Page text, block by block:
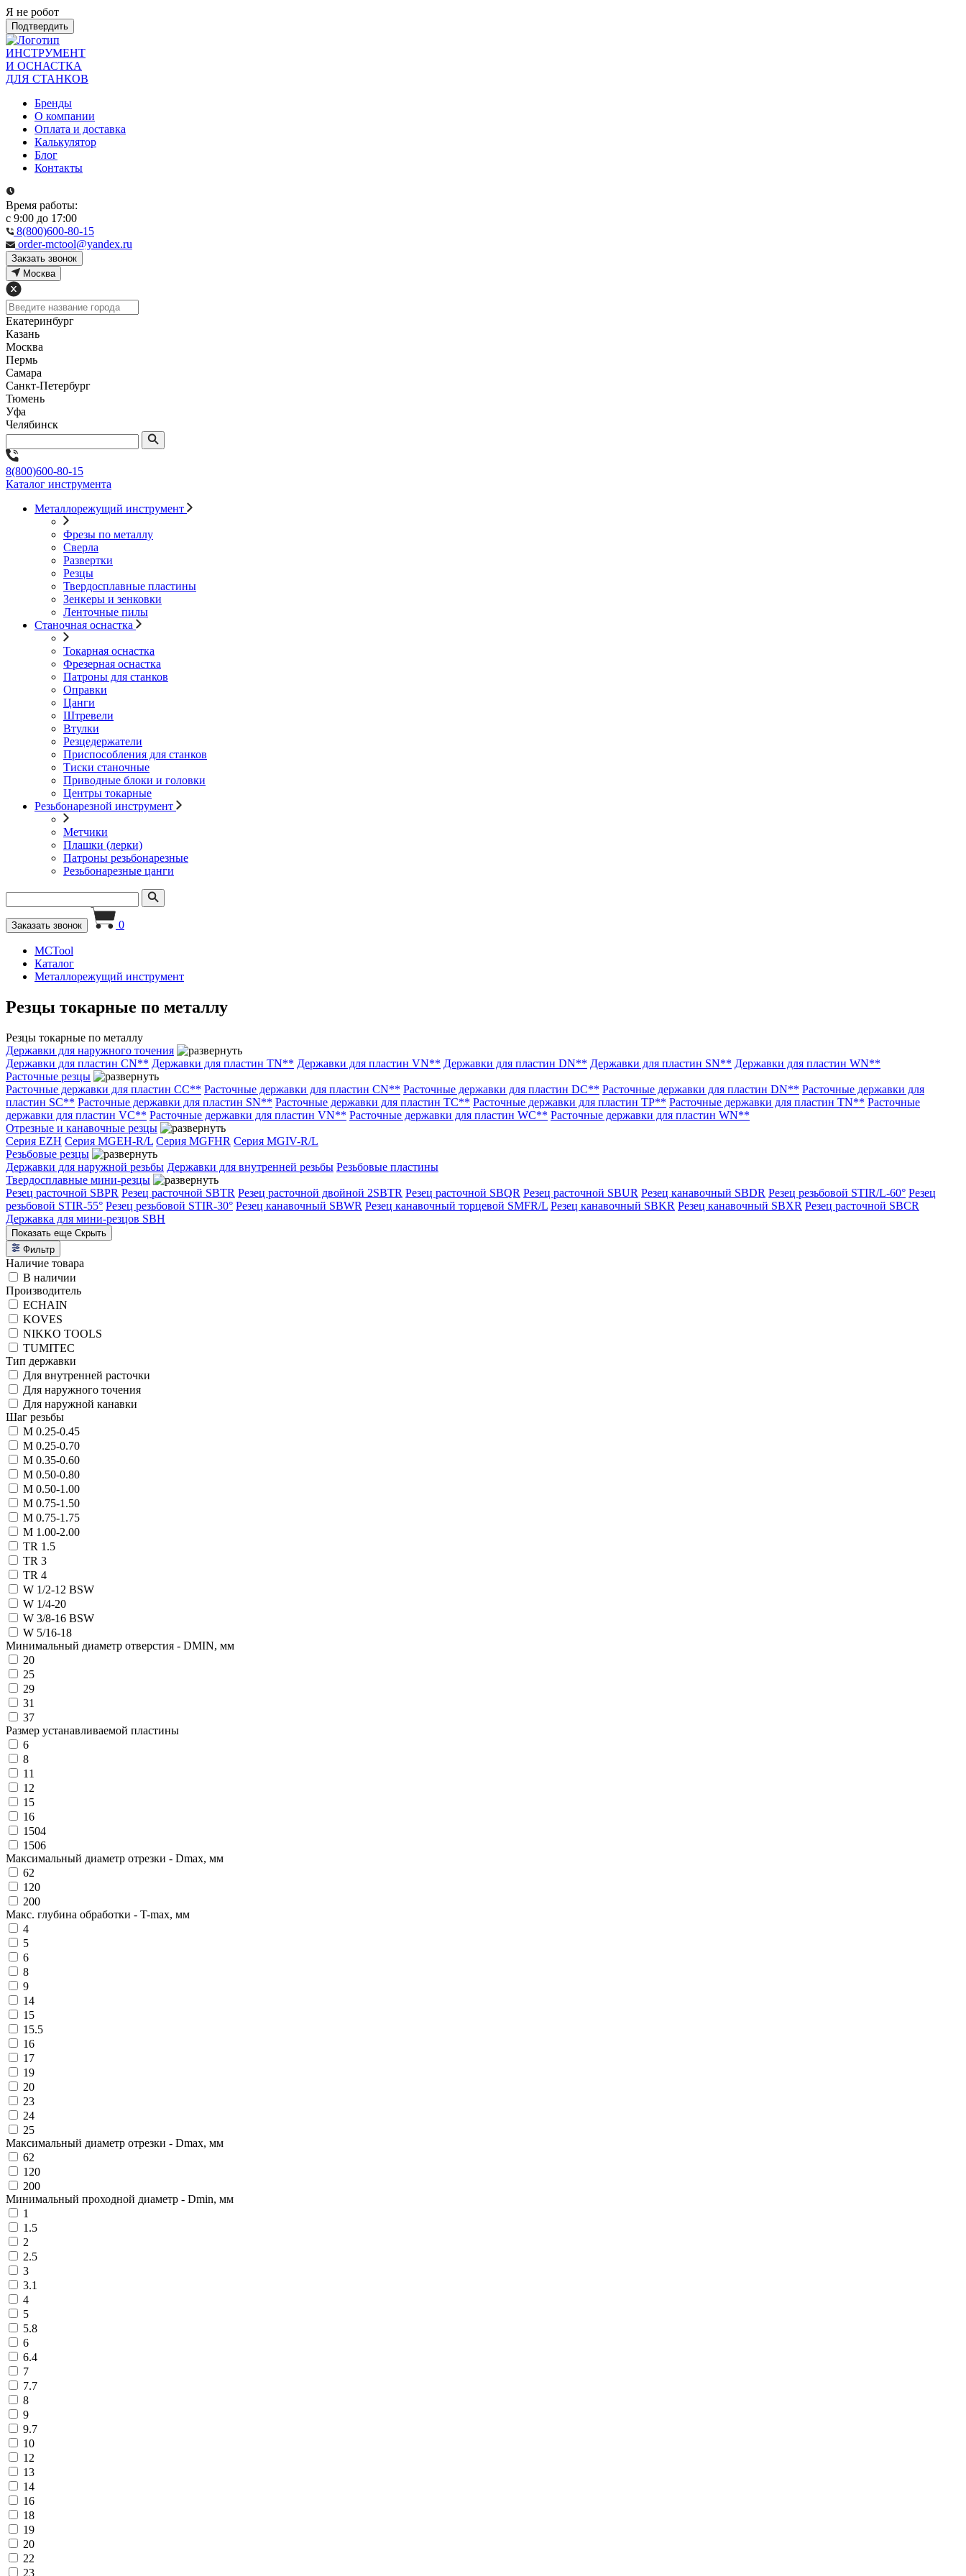
Я не робот
Подтвердить
ИНСТРУМЕНТ
И ОСНАСТКА
ДЛЯ СТАНКОВ
Бренды
О компании
Оплата и доставка
Калькулятор
Блог
Контакты
Время работы:
с 9:00 до 17:00
8(800)600-80-15
order-mctool@yandex.ru
Закзать звонок
Москва
Екатеринбург
Казань
Москва
Пермь
Самара
Санкт-Петербург
Тюмень
Уфа
Челябинск
8(800)600-80-15
Каталог инструмента
Металлорежущий инструмент
Фрезы по металлу
Сверла
Развертки
Резцы
Твердосплавные пластины
Зенкеры и зенковки
Ленточные пилы
Станочная оснастка
Токарная оснастка
Фрезерная оснастка
Патроны для станков
Оправки
Цанги
Штревели
Втулки
Резцедержатели
Приспособления для станков
Тиски станочные
Приводные блоки и головки
Центры токарные
Резьбонарезной инструмент
Метчики
Плашки (лерки)
Патроны резьбонарезные
Резьбонарезные цанги
Заказать звонок 0
MCTool
Каталог
Металлорежущий инструмент
Резцы токарные по металлу
Резцы токарные по металлу
Державки для наружного точения
Державки для пластин CN** Державки для пластин TN** Державки для пластин VN** Державки для пластин DN** Державки для пластин SN** Державки для пластин WN**
Расточные резцы
Расточные державки для пластин CC** Расточные державки для пластин CN** Расточные державки для пластин DC** Расточные державки для пластин DN** Расточные державки для
пластин SC** Расточные державки для пластин SN** Расточные державки для пластин TC** Расточные державки для пластин TP** Расточные державки для пластин TN** Расточные
державки для пластин VC** Расточные державки для пластин VN** Расточные державки для пластин WC** Расточные державки для пластин WN**
Отрезные и канавочные резцы
Серия EZH Серия MGEH-R/L Серия MGFHR Серия MGIV-R/L
Резьбовые резцы
Державки для наружной резьбы Державки для внутренней резьбы Резьбовые пластины
Твердосплавные мини-резцы
Резец расточной SBPR Резец расточной SBTR Резец расточной двойной 2SBTR Резец расточной SBQR Резец расточной SBUR Резец канавочный SBDR Резец резьбовой STIR/L-60° Резец
резьбовой STIR-55° Резец резьбовой STIR-30° Резец канавочный SBWR Резец канавочный торцевой SMFR/L Резец канавочный SBKR Резец канавочный SBXR Резец расточной SBCR
Державка для мини-резцов SBH
Показать еще Скрыть
Фильтр
Наличие товара
В наличии
Производитель
ECHAIN
KOVES
NIKKO TOOLS
TUMITEC
Тип державки
Для внутренней расточки
Для наружного точения
Для наружной канавки
Шаг резьбы
M 0.25-0.45
M 0.25-0.70
M 0.35-0.60
M 0.50-0.80
M 0.50-1.00
M 0.75-1.50
M 0.75-1.75
M 1.00-2.00
TR 1.5
TR 3
TR 4
W 1/2-12 BSW
W 1/4-20
W 3/8-16 BSW
W 5/16-18
Минимальный диаметр отверстия - DMIN, мм
20
25
29
31
37
Размер устанавливаемой пластины
6
8
11
12
15
16
1504
1506
Максимальный диаметр отрезки - Dmax, мм
62
120
200
Макс. глубина обработки - T-max, мм
4
5
6
8
9
14
15
15.5
16
17
19
20
23
24
25
Максимальный диаметр отрезки - Dmax, мм
62
120
200
Минимальный проходной диаметр - Dmin, мм
1
1.5
2
2.5
3
3.1
4
5
5.8
6
6.4
7
7.7
8
9
9.7
10
12
13
14
16
18
19
20
22
23